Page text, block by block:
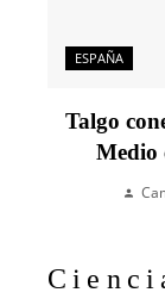
ESPAÑA
Talgo
Medio